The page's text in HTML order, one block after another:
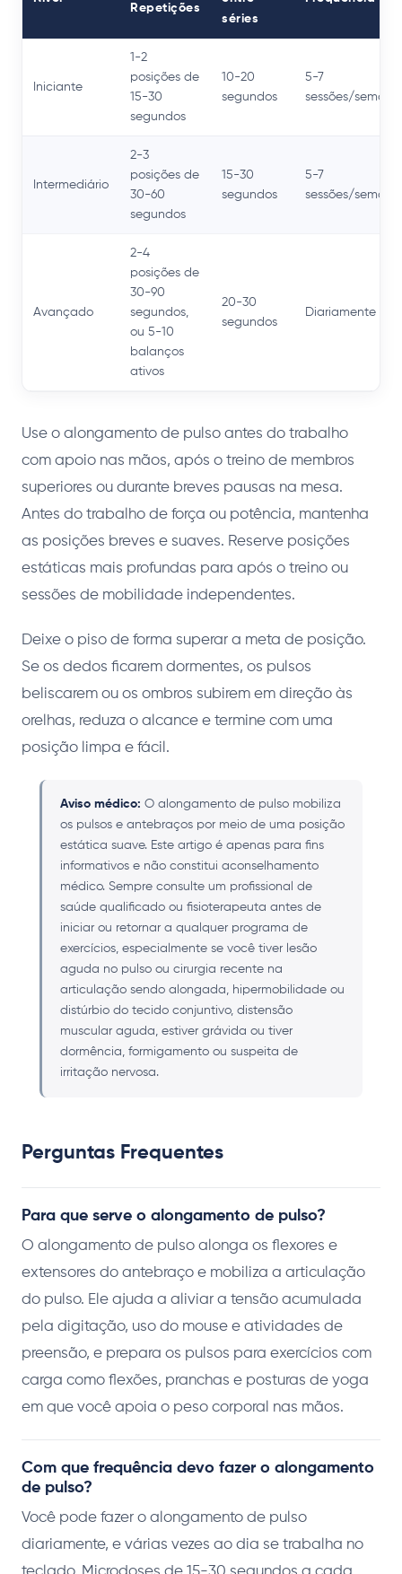
Repetições
séries
Iniciante
1-2
posições de
15-30
segundos
10-20
segundos
5-7
sessões/semana
Intermediário
2-3
posições de
30-60
segundos
15-30
segundos
5-7
sessões/semana
Avançado
2-4
posições de
30-90
segundos,
ou 5-10
balanços
ativos
20-30
segundos
Diariamente
Use o alongamento de pulso antes do trabalho
com apoio nas mãos, após o treino de membros
superiores ou durante breves pausas na mesa.
Antes do trabalho de força ou potência, mantenha
as posições breves e suaves. Reserve posições
estáticas mais profundas para após o treino ou
sessões de mobilidade independentes.
Deixe o piso de forma superar a meta de posição.
Se os dedos ficarem dormentes, os pulsos
beliscarem ou os ombros subirem em direção às
orelhas, reduza o alcance e termine com uma
posição limpa e fácil.
Aviso médico: O alongamento de pulso mobiliza
os pulsos e antebraços por meio de uma posição
estática suave. Este artigo é apenas para fins
informativos e não constitui aconselhamento
médico. Sempre consulte um profissional de
saúde qualificado ou fisioterapeuta antes de
iniciar ou retornar a qualquer programa de
exercícios, especialmente se você tiver lesão
aguda no pulso ou cirurgia recente na
articulação sendo alongada, hipermobilidade ou
distúrbio do tecido conjuntivo, distensão
muscular aguda, estiver grávida ou tiver
dormência, formigamento ou suspeita de
irritação nervosa.
Perguntas Frequentes
Para que serve o alongamento de pulso?
O alongamento de pulso alonga os flexores e
extensores do antebraço e mobiliza a articulação
do pulso. Ele ajuda a aliviar a tensão acumulada
pela digitação, uso do mouse e atividades de
preensão, e prepara os pulsos para exercícios com
carga como flexões, pranchas e posturas de yoga
em que você apoia o peso corporal nas mãos.
Com que frequência devo fazer o alongamento
de pulso?
Você pode fazer o alongamento de pulso
diariamente, e várias vezes ao dia se trabalha no